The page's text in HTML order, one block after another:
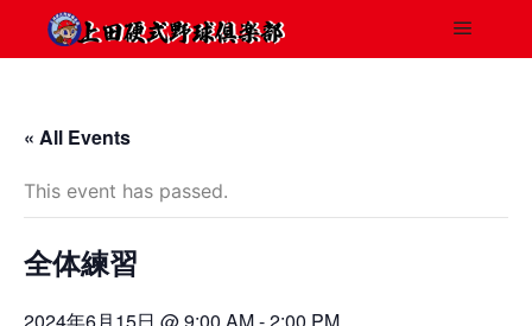
« All Events
This event has passed.
全体練習